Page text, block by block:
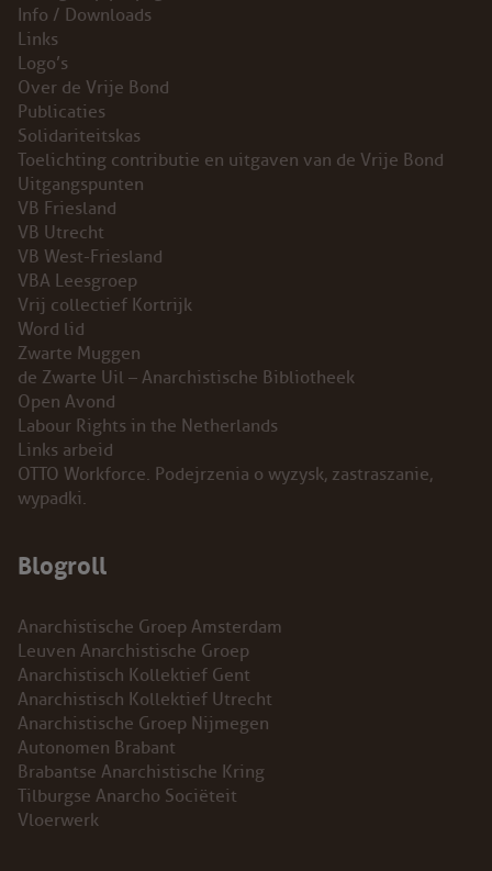
Info / Downloads
Links
Logo’s
Over de Vrije Bond
Publicaties
Solidariteitskas
Toelichting contributie en uitgaven van de Vrije Bond
Uitgangspunten
VB Friesland
VB Utrecht
VB West-Friesland
VBA Leesgroep
Vrij collectief Kortrijk
Word lid
Zwarte Muggen
de Zwarte Uil – Anarchistische Bibliotheek
Open Avond
Labour Rights in the Netherlands
Links arbeid
OTTO Workforce. Podejrzenia o wyzysk, zastraszanie,
wypadki.
Blogroll
Anarchistische Groep Amsterdam
Leuven Anarchistische Groep
Anarchistisch Kollektief Gent
Anarchistisch Kollektief Utrecht
Anarchistische Groep Nijmegen
Autonomen Brabant
Brabantse Anarchistische Kring
Tilburgse Anarcho Sociëteit
Vloerwerk